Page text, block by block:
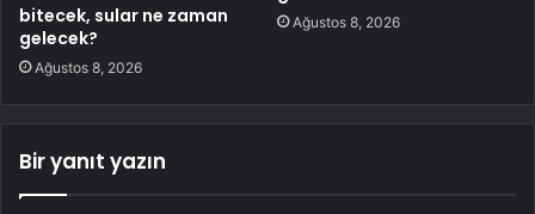
bitecek, sular ne zaman
gelecek?
Ağustos 8, 2026
Ağustos 8, 2026
Bir yanıt yazın